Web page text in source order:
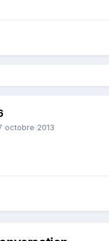
octobre 2013